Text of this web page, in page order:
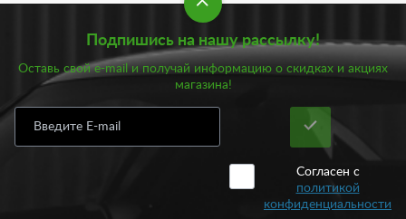
на задний бампер:
Балки;
Накладки;
Полноценный обвес.
Балка представляет собой конструкцию, усиливающую
бампер. Он больше несет функцию дополнительного
усиления, нежели изменения внешних характеристик.
Накладки представляют собой отдельные элементы, которые
улучшают экстерьер автомобиля. Полноценный обвес в виде
тюнинга на задний бампер несет в себе сразу несколько
функций: обеспечивает визуальный эффект, улучшает
Подпишись на нашу рассылку!
Оставь свой e-mail и получай информацию о скидках и акциях
магазина!
Согласен с
политикой
конфиденциальности